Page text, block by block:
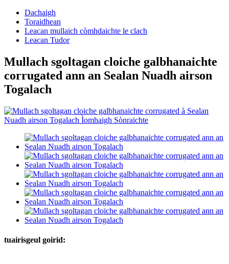
Dachaigh
Toraidhean
Leacan mullaich còmhdaichte le clach
Leacan Tudor
Mullach sgoltagan cloiche galbhanaichte
corrugated ann an Sealan Nuadh airson
Togalach
tuairisgeul goirid: